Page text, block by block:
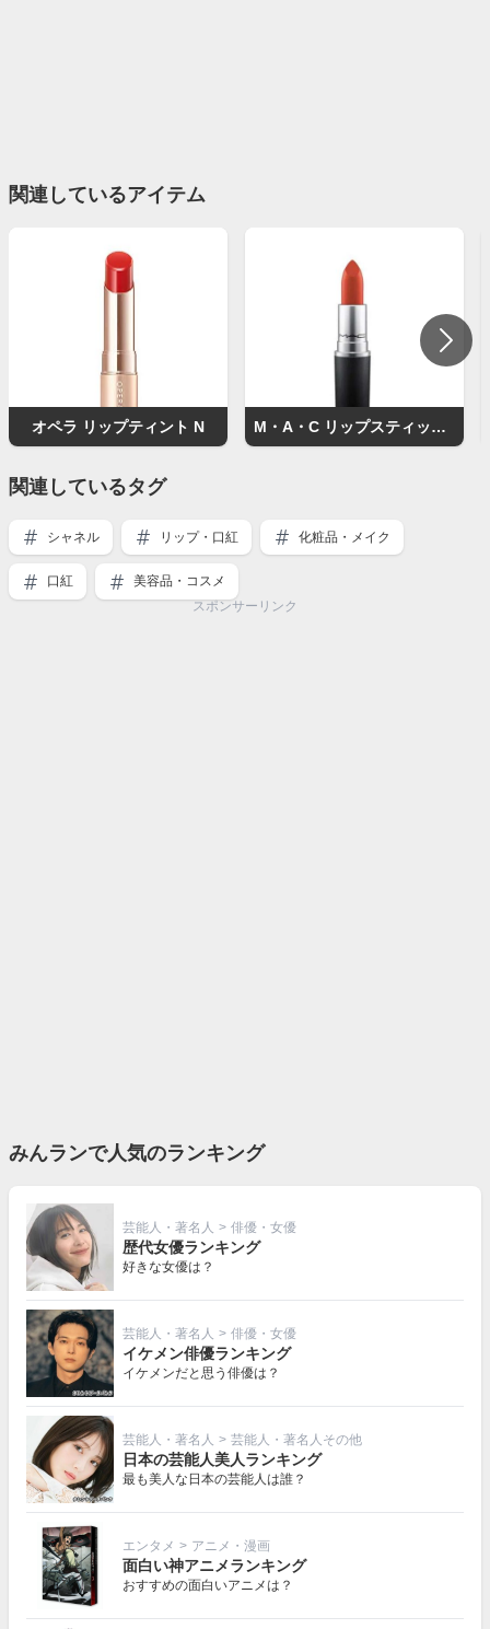
関連しているアイテム
オペラ リップティント N M・A・C リップスティック（マット）
関連しているタグ
シャネル リップ・口紅 化粧品・メイク
口紅
美容品・コスメ
スポンサーリンク
みんランで人気のランキング
芸能人・著名人 > 俳優・女優
歴代女優ランキング
好きな女優は？
芸能人・著名人 > 俳優・女優
イケメン俳優ランキング
イケメンだと思う俳優は？
芸能人・著名人 > 芸能人・著名人その他
日本の芸能人美人ランキング
最も美人な日本の芸能人は誰？
エンタメ > アニメ・漫画
面白い神アニメランキング
おすすめの面白いアニメは？